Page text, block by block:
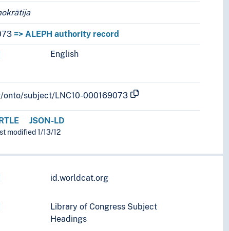
=> ALEPH authority record
English
subject/LNC10-000169073
JSON-LD
modified 1/13/12
id.worldcat.org
Library of Congress Subject
Headings